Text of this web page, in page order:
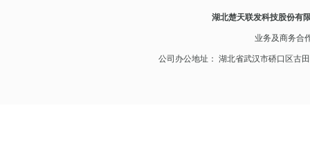
湖北楚天联发科技股份有
业务及商务合
公司办公地址： 湖北省武汉市硚口区古